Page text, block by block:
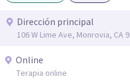
Dirección principal
106 W Lime Ave, Monrovia, CA
Online
Terapia online